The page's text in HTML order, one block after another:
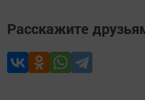
Расскажите